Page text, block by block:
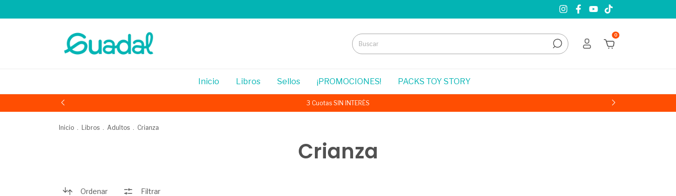
0
Inicio Libros Sellos ¡PROMOCIONES! PACKS TOY STORY
3 Cuotas SIN INTERÉS
Inicio . Libros . Adultos . Crianza
Crianza
Ordenar Filtrar